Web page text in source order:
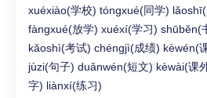
xuéxiào(学校) tóngxué(同学)
fàngxué(放学) xuéxí(学习) shūběn(
kǎoshì(考试) chéngjì(成绩) kèwén(
jùzi(句子) duǎnwén(短文) kèwài(课
字) liànxí(练习)